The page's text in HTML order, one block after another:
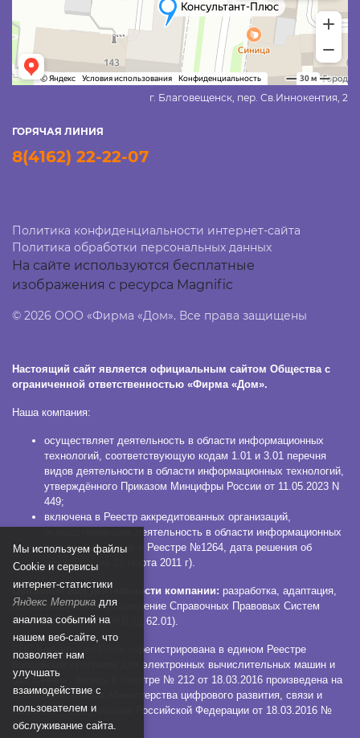
г. Благовещенск, пер. Св.Иннокентия, 2
ГОРЯЧАЯ ЛИНИЯ
8(4162) 22-22-07
Политика конфиденциальности интернет-сайта
Политика обработки персональных данных
На сайте используются бесплатные
изображения с ресурса Magnific
© 2026 ООО «Фирма «Дом». Все права защищены
Настоящий сайт является официальным сайтом Общества с
ограниченной ответственностью «Фирма «Дом».
Наша компания:
осуществляет деятельность в области информационных
технологий, соответствующую кодам 1.01 и 3.01 перечня
видов деятельности в области информационных технологий,
утверждённого Приказом Минцифры России от 11.05.2023 N
449;
включена в Реестр аккредитованных организаций,
осуществляющих деятельность в области информационных
технологий (номер в Реестре №1264, дата решения об
аккредитации 21 марта 2011 г).
Основной вид деятельности компании: разработка, адаптация,
модификация и сопровождение Справочных Правовых Систем
КонсультантПлюс (ОКВЭД 62.01).
СПС КонсультантПлюс зарегистрирована в едином Реестре
российских программ для электронных вычислительных машин и
баз данных. Запись в Реестре № 212 от 18.03.2016 произведена на
основании Приказа Министерства цифрового развития, связи и
массовых коммуникаций Российской Федерации от 18.03.2016 №
112.
Мы используем файлы
Сookie и сервисы
интернет-статистики
Яндекс Метрика для
анализа событий на
нашем веб-сайте, что
позволяет нам
улучшать
взаимодействие с
пользователем и
обслуживание сайта.